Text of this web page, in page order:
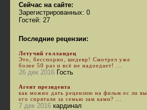
Сейчас на сайте:
Зарегистрированных: 0
Гостей: 27
Последние рецензии:
Летучий голландец
Это, бесспорно, шедевр! Смотрел уже
более 50 раз и всё не надоедает! ...
26 дек 2016 Гость
Агент президента
как можно дать рецензию на фильм.ес ли вы
его спрятали за семью зам ками? ...
7 дек 2016 кардинал